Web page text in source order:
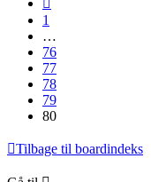
1
…
76
77
78
79
80
Tilbage til boardindeks